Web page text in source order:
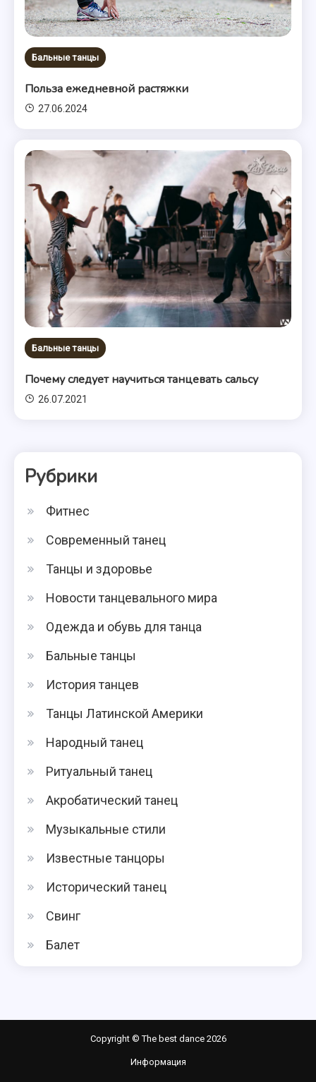
Бальные танцы
Польза ежедневной растяжки
27.06.2024
Бальные танцы
Почему следует научиться танцевать сальсу
26.07.2021
Рубрики
Фитнес
Современный танец
Танцы и здоровье
Новости танцевального мира
Одежда и обувь для танца
Бальные танцы
История танцев
Танцы Латинской Америки
Народный танец
Ритуальный танец
Акробатический танец
Музыкальные стили
Известные танцоры
Исторический танец
Свинг
Балет
Copyright © The best dance 2026
Информация